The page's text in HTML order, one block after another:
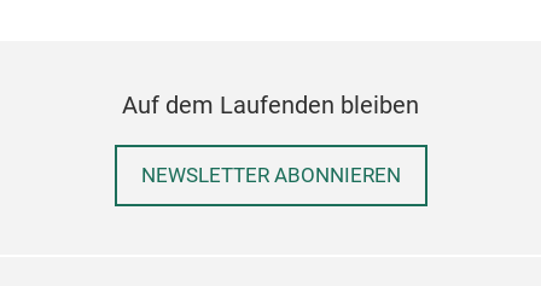
Auf dem Laufenden bleiben
NEWSLETTER ABONNIEREN